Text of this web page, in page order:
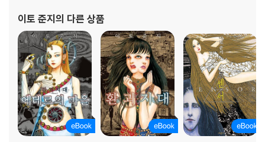
이토 준지 의 다른 상품